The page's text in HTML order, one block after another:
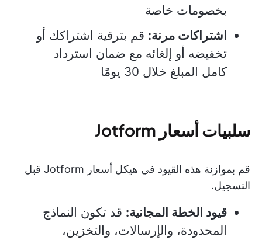
بخصومات خاصة
اشتراكات مرنة: قم بترقية اشتراكك أو
تخفيضه أو إلغائه مع ضمان استرداد
كامل المبلغ خلال 30 يومًا
سلبيات أسعار Jotform
قم بموازنة هذه القيود في هيكل أسعار Jotform قبل
التسجيل.
قيود الخطة المجانية: قد تكون النماذج
المحدودة، والإرسالات، والتخزين،